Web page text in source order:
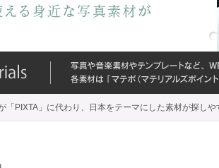
「PIXTA」に代わり、日本をテーマにした素材が探しや